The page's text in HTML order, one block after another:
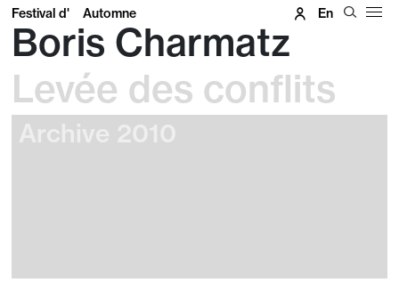
Festival d' Automne En
Boris Charmatz
Levée des conflits